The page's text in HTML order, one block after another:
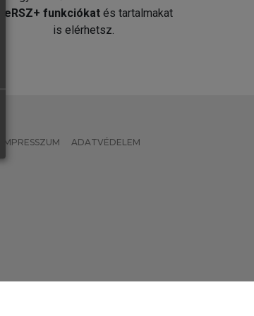
MeRSZ+ funkciókat és tartalmakat
is elérhetsz.
IMPRESSZUM ADATVÉDELEM